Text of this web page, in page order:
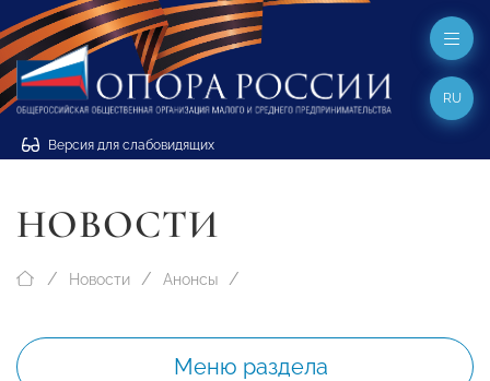
Версия для слабовидящих
RU
НОВОСТИ
Новости Анонсы
Меню раздела